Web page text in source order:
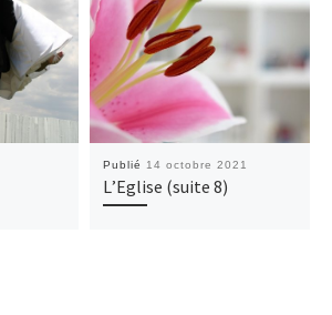
Publié 14 octobre 2021
L’Eglise (suite 8)